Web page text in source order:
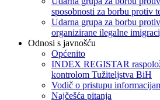
sposobnosti za borbu protiv
Udarna grupa za borbu
organizirane ilegalne
Odnosi s javnošću
Općenito
INDEX REGISTAR
kontrolom Tužiteljstva BiH
Vodič o pristupu
Najčešća pitanja